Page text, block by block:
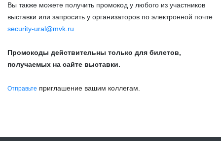
Вы также можете получить промокод у любого из участников
выставки или запросить у организаторов по электронной почте
security-ural@mvk.ru
Промокоды действительны только для билетов,
получаемых на сайте выставки.
Отправьте приглашение вашим коллегам.